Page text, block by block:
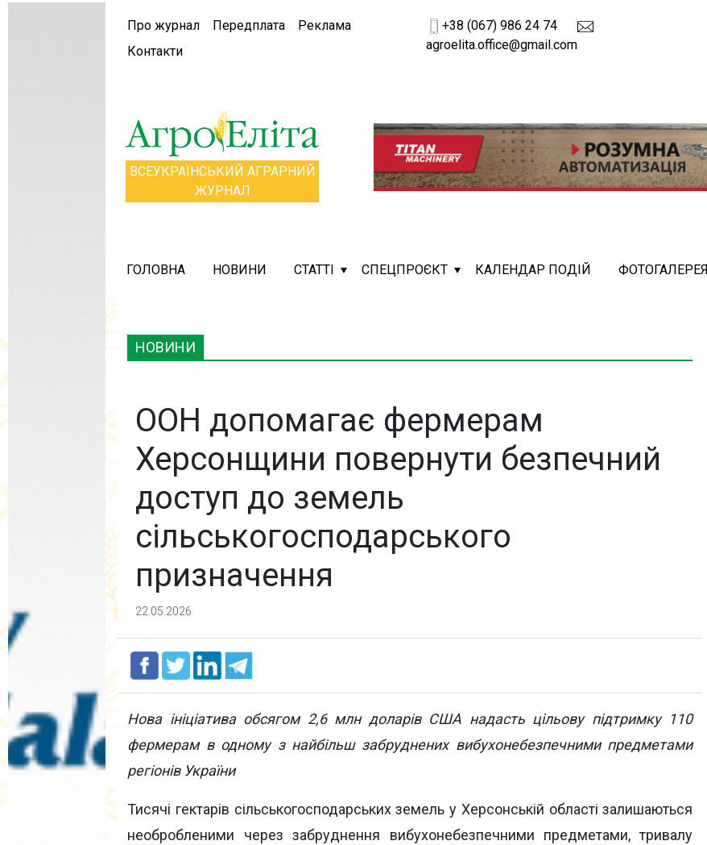
Про журнал Передплата
Реклама
Контакти
+38 (067) 986 24 74
agroelita.office@gmail.com
ВСЕУКРАЇНСЬКИЙ АГРАРНИЙ
ЖУРНАЛ
ГОЛОВНА НОВИНИ СТАТТІ СПЕЦПРОЄКТ КАЛЕНДАР ПОДІЙ ФОТОГАЛЕРЕЯ
НОВИНИ
ООН допомагає фермерам
Херсонщини повернути безпечний
доступ до земель
сільськогосподарського
призначення
22.05.2026
Нова ініціатива обсягом 2,6 млн доларів США надасть цільову підтримку 110
фермерам в одному з найбільш забруднених вибухонебезпечними предметами
регіонів України
Тисячі гектарів сільськогосподарських земель у Херсонській області залишаються
необробленими через забруднення вибухонебезпечними предметами, тривалу